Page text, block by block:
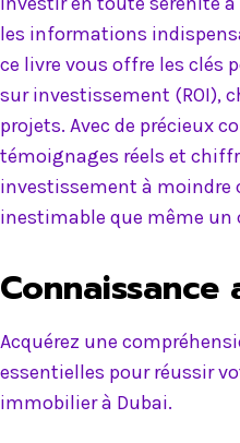
les informations
ce livre vous offre les clés
sur investissement (ROI),
projets. Avec de précieux
témoignages réels et
investissement à moindre
inestimable que même un
Acquérez une
essentielles pour réussir
immobilier à Dubai.